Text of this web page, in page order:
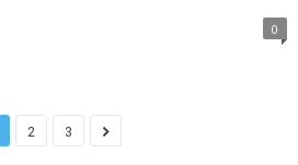
0
2 3